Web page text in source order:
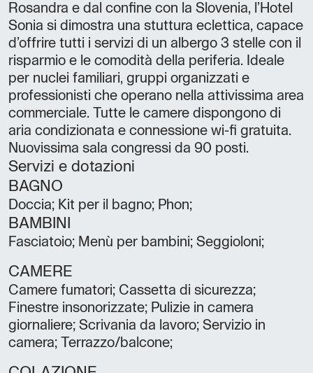
Rosandra e dal confine con la Slovenia, l’Hotel
Sonia si dimostra una stuttura eclettica, capace
d’offrire tutti i servizi di un albergo 3 stelle con il
risparmio e le comodità della periferia. Ideale
per nuclei familiari, gruppi organizzati e
professionisti che operano nella attivissima area
commerciale. Tutte le camere dispongono di
aria condizionata e connessione wi-fi gratuita.
Nuovissima sala congressi da 90 posti.
Servizi e dotazioni
BAGNO
Doccia; Kit per il bagno; Phon;
BAMBINI
Fasciatoio; Menù per bambini; Seggioloni;
CAMERE
Camere fumatori; Cassetta di sicurezza;
Finestre insonorizzate; Pulizie in camera
giornaliere; Scrivania da lavoro; Servizio in
camera; Terrazzo/balcone;